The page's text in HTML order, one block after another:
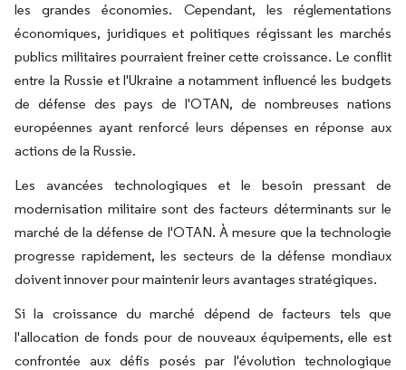
les grandes économies. Cependant, les réglementations
économiques, juridiques et politiques régissant les marchés
publics militaires pourraient freiner cette croissance. Le conflit
entre la Russie et l'Ukraine a notamment influencé les budgets
de défense des pays de l'OTAN, de nombreuses nations
européennes ayant renforcé leurs dépenses en réponse aux
actions de la Russie.
Les avancées technologiques et le besoin pressant de
modernisation militaire sont des facteurs déterminants sur le
marché de la défense de l'OTAN. À mesure que la technologie
progresse rapidement, les secteurs de la défense mondiaux
doivent innover pour maintenir leurs avantages stratégiques.
Si la croissance du marché dépend de facteurs tels que
l'allocation de fonds pour de nouveaux équipements, elle est
confrontée aux défis posés par l'évolution technologique